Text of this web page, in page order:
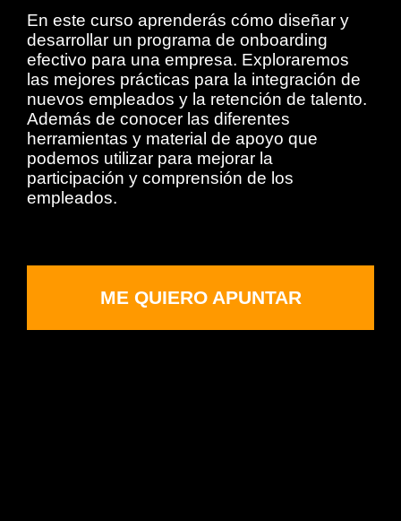
En este curso aprenderás cómo diseñar y
desarrollar un programa de onboarding
efectivo para una empresa. Exploraremos
las mejores prácticas para la integración de
nuevos empleados y la retención de talento.
Además de conocer las diferentes
herramientas y material de apoyo que
podemos utilizar para mejorar la
participación y comprensión de los
empleados.
ME QUIERO APUNTAR